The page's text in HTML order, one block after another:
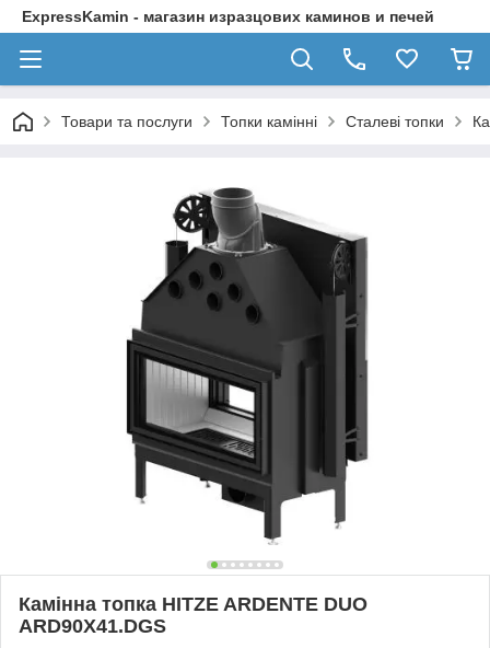
ExpressKamin - магазин изразцових каминов и печей
Товари та послуги Топки камінні Сталеві топки
Камінна топка HITZE ARDENTE DUO
ARD90X41.DGS